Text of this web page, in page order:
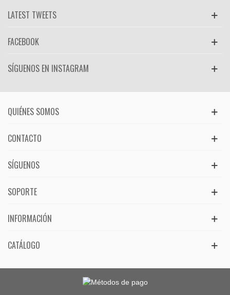
LATEST TWEETS
FACEBOOK
SÍGUENOS EN INSTAGRAM
QUIÉNES SOMOS
CONTACTO
SÍGUENOS
SOPORTE
INFORMACIÓN
CATÁLOGO